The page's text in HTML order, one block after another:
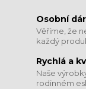
​​​​​​​Osobní
Věříme, že
každý
Rychlá a
Naše
rodinném